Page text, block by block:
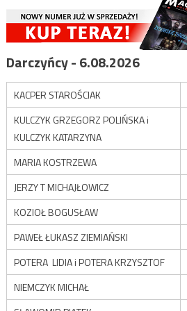
Darczyńcy - 6.08.2026
KACPER STAROŚCIAK
KULCZYK GRZEGORZ POLIŃSKA i
KULCZYK KATARZYNA
MARIA KOSTRZEWA
JERZY T MICHAJŁOWICZ
KOZIOŁ BOGUSŁAW
PAWEŁ ŁUKASZ ZIEMIAŃSKI
POTERA LIDIA i POTERA KRZYSZTOF
NIEMCZYK MICHAŁ